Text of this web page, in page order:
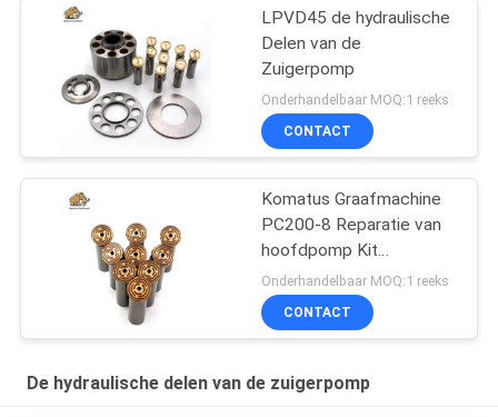
LPVD45 de hydraulische
Delen van de
Zuigerpomp
Onderhandelbaar MOQ:1 reeks
CONTACT
Komatus Graafmachine
PC200-8 Reparatie van
hoofdpomp Kit
Hydraulische pomp
Onderdeel zuigerpomp
Onderhoud reparatie
Onderhandelbaar MOQ:1 reeks
CONTACT
De hydraulische delen van de zuigerpomp